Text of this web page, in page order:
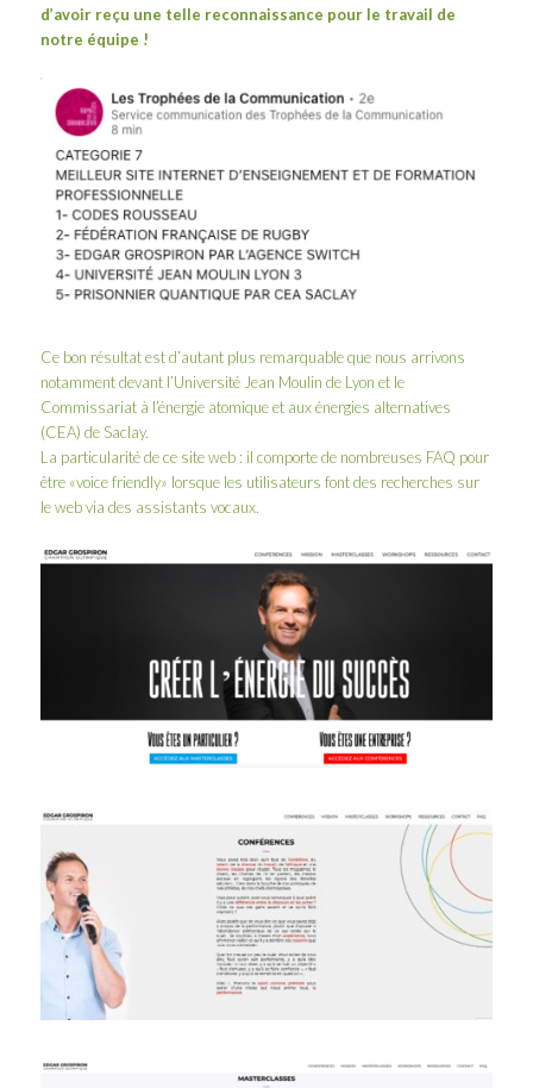
d’avoir reçu une telle reconnaissance pour le travail de
notre équipe !
Ce bon résultat est d’autant plus remarquable que nous arrivons
notamment devant l’Université Jean Moulin de Lyon et le
Commissariat à l’énergie atomique et aux énergies alternatives
(CEA) de Saclay.
La particularité de ce site web : il comporte de nombreuses FAQ pour
être «voice friendly» lorsque les utilisateurs font des recherches sur
le web via des assistants vocaux.